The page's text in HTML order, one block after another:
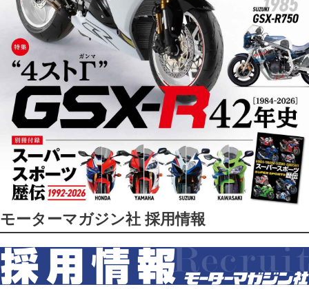
モーターマガジン社 採用情報